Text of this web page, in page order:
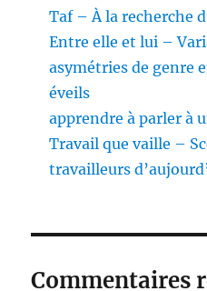
Taf – À la recherche
Entre elle et lui –
asymétries de genre
éveils
apprendre à parler à
Travail que vaille –
travailleurs
Commentaires